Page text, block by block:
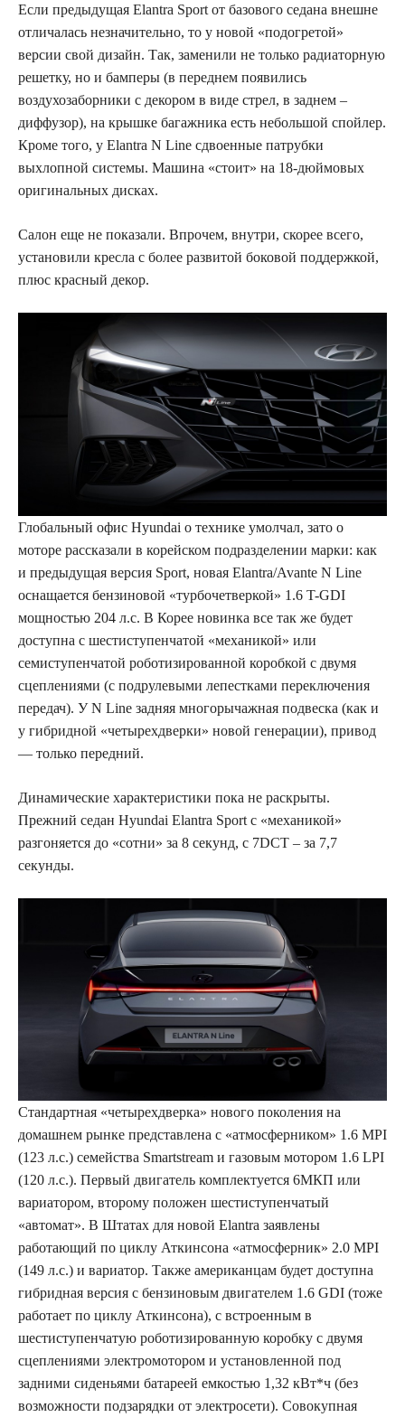
Если предыдущая Elantra Sport от базового седана внешне
отличалась незначительно, то у новой «подогретой»
версии свой дизайн. Так, заменили не только радиаторную
решетку, но и бамперы (в переднем появились
воздухозаборники с декором в виде стрел, в заднем –
диффузор), на крышке багажника есть небольшой спойлер.
Кроме того, у Elantra N Line сдвоенные патрубки
выхлопной системы. Машина «стоит» на 18-дюймовых
оригинальных дисках.
Салон еще не показали. Впрочем, внутри, скорее всего,
установили кресла с более развитой боковой поддержкой,
плюс красный декор.
Глобальный офис Hyundai о технике умолчал, зато о
моторе рассказали в корейском подразделении марки: как
и предыдущая версия Sport, новая Elantra/Avante N Line
оснащается бензиновой «турбочетверкой» 1.6 T-GDI
мощностью 204 л.с. В Корее новинка все так же будет
доступна с шестиступенчатой «механикой» или
семиступенчатой роботизированной коробкой с двумя
сцеплениями (с подрулевыми лепестками переключения
передач). У N Line задняя многорычажная подвеска (как и
у гибридной «четырехдверки» новой генерации), привод
— только передний.
Динамические характеристики пока не раскрыты.
Прежний седан Hyundai Elantra Sport с «механикой»
разгоняется до «сотни» за 8 секунд, с 7DCT – за 7,7
секунды.
Стандартная «четырехдверка» нового поколения на
домашнем рынке представлена с «атмосферником» 1.6 MPI
(123 л.с.) семейства Smartstream и газовым мотором 1.6 LPI
(120 л.с.). Первый двигатель комплектуется 6МКП или
вариатором, второму положен шестиступенчатый
«автомат». В Штатах для новой Elantra заявлены
работающий по циклу Аткинсона «атмосферник» 2.0 MPI
(149 л.с.) и вариатор. Также американцам будет доступна
гибридная версия с бензиновым двигателем 1.6 GDI (тоже
работает по циклу Аткинсона), с встроенным в
шестиступенчатую роботизированную коробку с двумя
сцеплениями электромотором и установленной под
задними сиденьями батареей емкостью 1,32 кВт*ч (без
возможности подзарядки от электросети). Совокупная